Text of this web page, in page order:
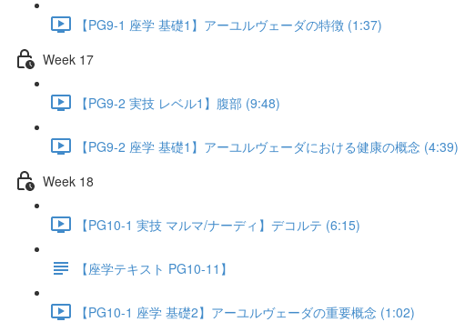
【PG9-1 座学 基礎1】アーユルヴェーダの特徴 (1:37)
Week 17
【PG9-2 実技 レベル1】腹部 (9:48)
【PG9-2 座学 基礎1】アーユルヴェーダにおける健康の概念 (4:39)
Week 18
【PG10-1 実技 マルマ/ナーディ】デコルテ (6:15)
【座学テキスト PG10-11】
【PG10-1 座学 基礎2】アーユルヴェーダの重要概念 (1:02)